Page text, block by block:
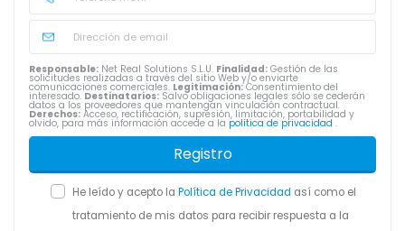
Responsable: Net Real Solutions S.L.U. Finalidad: Gestión de las
solicitudes realizadas a través del sitio Web y/o enviarte
comunicaciones comerciales. Legitimación:Consentimiento del
interesado. Destinatarios: Salvo obligaciones legales sólo se cederán
datos a los proveedores que mantengan vinculación contractual.
Derechos: Acceso, rectificación, supresión, limitación, portabilidad y
olvido, para más información accede a la política de privacidad .
Registro
He leído y acepto la Política de Privacidad así como el
tratamiento de mis datos para recibir respuesta a la